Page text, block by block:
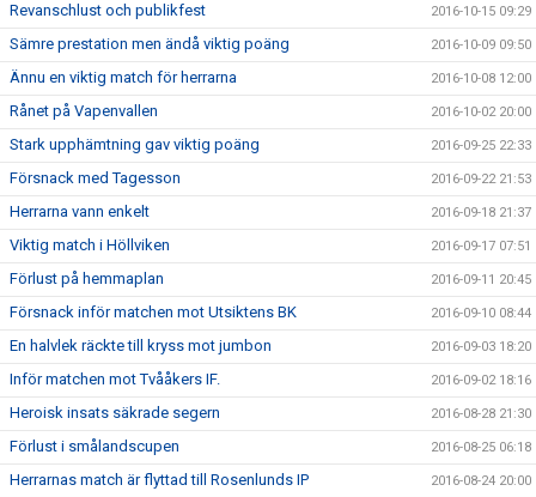
Revanschlust och publikfest 2016-10-15 09:29
Sämre prestation men ändå viktig poäng 2016-10-09 09:50
Ännu en viktig match för herrarna 2016-10-08 12:00
Rånet på Vapenvallen 2016-10-02 20:00
Stark upphämtning gav viktig poäng 2016-09-25 22:33
Försnack med Tagesson 2016-09-22 21:53
Herrarna vann enkelt 2016-09-18 21:37
Viktig match i Höllviken 2016-09-17 07:51
Förlust på hemmaplan 2016-09-11 20:45
Försnack inför matchen mot Utsiktens BK 2016-09-10 08:44
En halvlek räckte till kryss mot jumbon 2016-09-03 18:20
Inför matchen mot Tvååkers IF. 2016-09-02 18:16
Heroisk insats säkrade segern 2016-08-28 21:30
Förlust i smålandscupen 2016-08-25 06:18
Herrarnas match är flyttad till Rosenlunds IP 2016-08-24 20:00